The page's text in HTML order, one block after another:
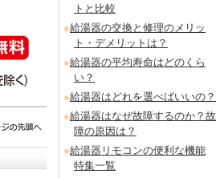
トと比較
給湯器の交換と修理のメリッ
ト・デメリットは？
給湯器の平均寿命はどのくら
い？
給湯器はどれを選べばいいの？
給湯器はなぜ故障するのか？故
障の原因は？
給湯器リモコンの便利な機能
特集一覧